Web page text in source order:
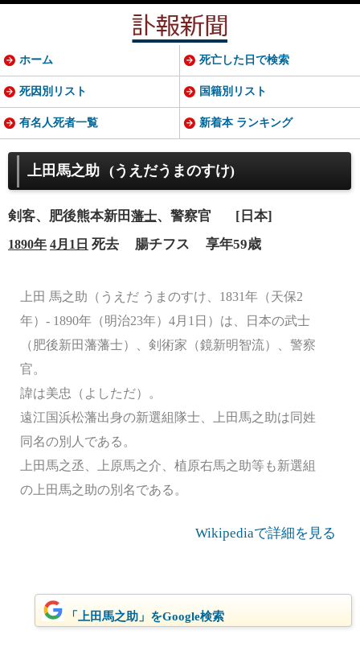
上田馬之助 (うえだうまのすけ)
剣客、肥後熊本新田 藩士、警察官 [日本]
1890年 4月1日 死去 腸チフス 享年59歳
上田 馬之助（うえだ うまのすけ、1831年（天保2
年）- 1890年（明治23年）4月1日）は、日本の武士
（肥後新田藩藩士）、剣術家（鏡新明智流）、警察
官。
諱は美忠（よしただ）。
遠江国浜松藩出身の新選組隊士、上田馬之助は同姓
同名の別人である。
上田馬之丞、上原馬之介、植原右馬之助等も新選組
の上田馬之助の別名である。
Wikipediaで詳細を見る
「上田馬之助」をGoogle検索
ホーム 死亡した日で検索
死因別リスト 国籍別リスト
有名人死者一覧 新着本 ランキング